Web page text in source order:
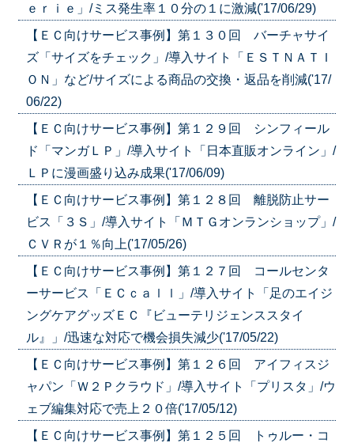
ｅｒｉｅ」/ミス発生率１０分の１に激減('17/06/29)
【ＥＣ向けサービス事例】第１３０回 バーチャサイ
ズ「サイズをチェック」/導入サイト「ＥＳＴＮＡＴＩ
ＯＮ」など/サイズによる商品の交換・返品を削減('17/
06/22)
【ＥＣ向けサービス事例】第１２９回 シンフィール
ド「マンガＬＰ」/導入サイト「日本直販オンライン」/
ＬＰに漫画盛り込み成果('17/06/09)
【ＥＣ向けサービス事例】第１２８回 離脱防止サー
ビス「３Ｓ」/導入サイト「ＭＴＧオンランショップ」/
ＣＶＲが１％向上('17/05/26)
【ＥＣ向けサービス事例】第１２７回 コールセンタ
ーサービス「ＥＣｃａｌｌ」/導入サイト「足のエイジ
ングケアグッズＥＣ『ビューテリジェンススタイ
ル』」/迅速な対応で機会損失減少('17/05/22)
【ＥＣ向けサービス事例】第１２６回 アイフィスジ
ャパン「Ｗ２Ｐクラウド」/導入サイト「プリスタ」/ウ
ェブ編集対応で売上２０倍('17/05/12)
【ＥＣ向けサービス事例】第１２５回 トゥルー・コ